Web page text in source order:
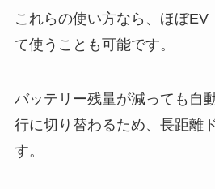
これらの使い方なら、ほぼEV
て使うことも可能です。
バッテリー残量が減っても自
行に切り替わるため、長距離
す。